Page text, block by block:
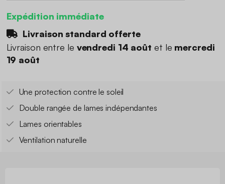
Expédition immédiate
Livraison standard offerte
Livraison entre le vendredi 14 août et le mercredi
19 août
Une protection contre le soleil
Double rangée de lames indépendantes
Lames orientables
Ventilation naturelle